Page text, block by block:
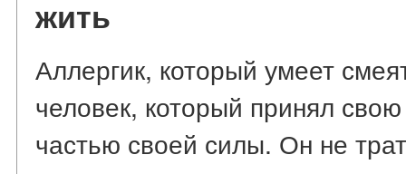
жить
Аллергик, который умеет
человек, который принял
частью своей силы. Он не